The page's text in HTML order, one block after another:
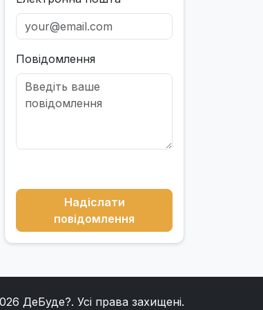
Повідомлення
Надіслати
повідомлення
ДеБуде?. Усі права захищені.